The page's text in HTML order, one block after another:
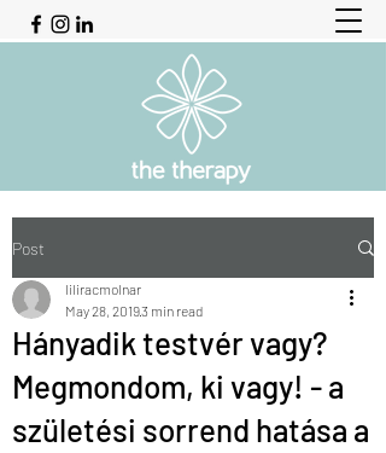
Post
Hányadik testvér vagy?
Megmondom, ki vagy! - a
születési sorrend hatása a
liliracmolnar
May 28, 20193 min read